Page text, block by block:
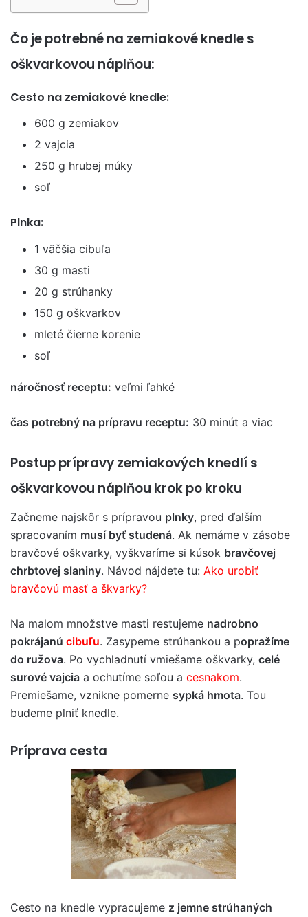
Čo je potrebné na zemiakové knedle s
oškvarkovou náplňou:
Cesto na zemiakové knedle:
600 g zemiakov
2 vajcia
250 g hrubej múky
soľ
Plnka:
1 väčšia cibuľa
30 g masti
20 g strúhanky
150 g oškvarkov
mleté ​​čierne korenie
soľ
náročnosť receptu: veľmi ľahké
čas potrebný na prípravu receptu: 30 minút a viac
Postup prípravy zemiakových knedlí s
oškvarkovou náplňou krok po kroku
Začneme najskôr s prípravou plnky, pred ďalším
spracovaním musí byť studená. Ak nemáme v zásobe
bravčové oškvarky, vyškvaríme si kúsok bravčovej
chrbtovej slaniny. Návod nájdete tu: Ako urobiť
bravčovú masť a škvarky?
Na malom množstve masti restujeme nadrobno
pokrájanú cibuľu. Zasypeme strúhankou a popražíme
do ružova. Po vychladnutí vmiešame oškvarky, celé
surové vajcia a ochutíme soľou a cesnakom.
Premiešame, vznikne pomerne sypká hmota. Tou
budeme plniť knedle.
Príprava cesta
Cesto na knedle vypracujeme z jemne strúhaných